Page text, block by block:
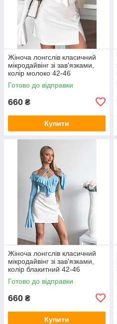
Жіноча лонгслів класичний
мікродайвінг зі зав'язками,
колір молоко 42-46
Готово до відправки
660 ₴
Купити
Жіноча лонгслів класичний
мікродайвінг зі зав'язками,
колір блакитний 42-46
Готово до відправки
660 ₴
Купити